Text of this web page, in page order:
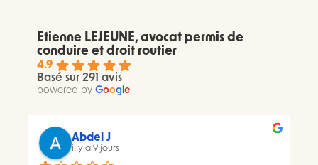
Etienne LEJEUNE, avocat permis de
conduire et droit routier
4.9
Basé sur 291 avis
powered by Goog e
Abdel J
il y a 9 jours